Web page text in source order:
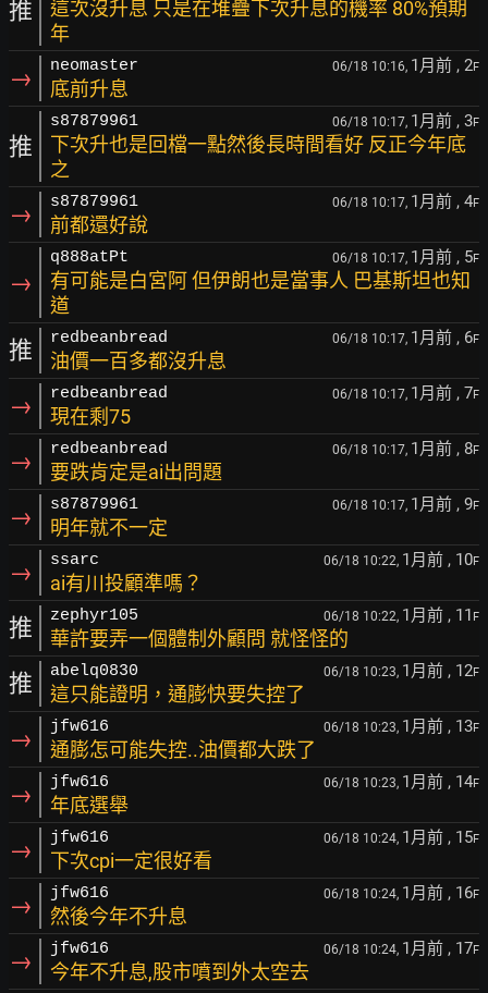
推
這次沒升息 只是在堆疊下次升息的機率 80%預期
年
→ neomaster 06/18 10:16, 1月前 , 2F
底前升息
推
s87879961 06/18 10:17, 1月前 , 3F
下次升也是回檔一點然後長時間看好 反正今年底
之
→ s87879961 06/18 10:17, 1月前 , 4F
前都還好說
→
q888atPt 06/18 10:17, 1月前 , 5F
有可能是白宮阿 但伊朗也是當事人 巴基斯坦也知
道
推 redbeanbread 06/18 10:17, 1月前 , 6F
油價一百多都沒升息
→ redbeanbread 06/18 10:17, 1月前 , 7F
現在剩75
→ redbeanbread 06/18 10:17, 1月前 , 8F
要跌肯定是ai出問題
→ s87879961 06/18 10:17, 1月前 , 9F
明年就不一定
→ ssarc 06/18 10:22, 1月前 , 10F
ai有川投顧準嗎？
推 zephyr105 06/18 10:22, 1月前 , 11 F
華許要弄一個體制外顧問 就怪怪的
推 abelq0830 06/18 10:23, 1月前 , 12F
這只能證明，通膨快要失控了
→ jfw616 06/18 10:23, 1月前 , 13F
通膨怎可能失控..油價都大跌了
→ jfw616 06/18 10:23, 1月前 , 14F
年底選舉
→ jfw616 06/18 10:24, 1月前 , 15F
下次cpi一定很好看
→ jfw616 06/18 10:24, 1月前 , 16F
然後今年不升息
→ jfw616 06/18 10:24, 1月前 , 17F
今年不升息,股市噴到外太空去